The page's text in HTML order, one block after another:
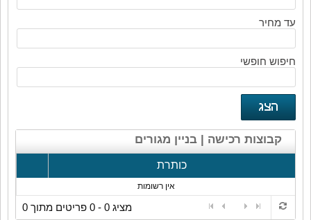
עד מחיר
חיפוש חופשי
קבוצות רכישה | בניין מגורים
כותרת
אין רשומות
מציג 0 - 0 פריטים מתוך 0